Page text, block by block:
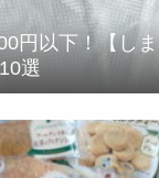
円以下！【し
選